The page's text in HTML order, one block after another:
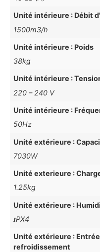
Unité intérieure : Débit
1500m3/h
Unité intérieure : Poids
38kg
Unité intérieure :
220 – 240 V
Unité intérieure :
50Hz
Unité extérieure :
7030W
Unité exterieure :
1.25kg
Unité extérieure :
ɪPX4
Unité extérieure :
refroidissement